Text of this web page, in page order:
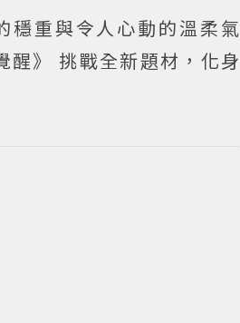
穩重與令人心動的溫柔氣
醒》 挑戰全新題材，化身